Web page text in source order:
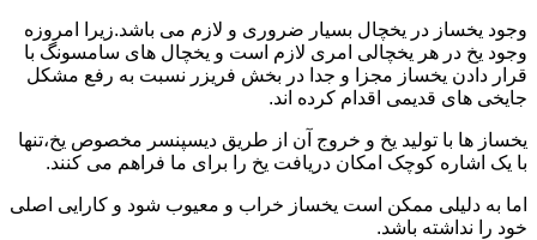
وجود یخساز در یخچال بسیار ضروری و لازم می باشد.زیرا امروزه
وجود یخ در هر یخچالی امری لازم است و یخچال های سامسونگ با
قرار دادن یخساز مجزا و جدا در بخش فریزر نسبت به رفع مشکل
جایخی های قدیمی اقدام کرده اند.
یخساز ها با تولید یخ و خروج آن از طریق دیسپنسر مخصوص یخ،تنها
با یک اشاره کوچک امکان دریافت یخ را برای ما فراهم می کنند.
اما به دلیلی ممکن است یخساز خراب و معیوب شود و کارایی اصلی
خود را نداشته باشد.